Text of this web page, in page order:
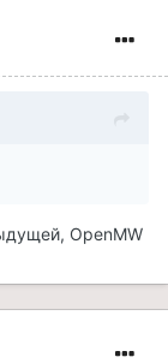
за
(давно
встроено в
OpenMW